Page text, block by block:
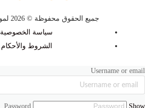
جميع الحقوق محفوظة © 2026 لموقع كوبوناري
سياسة الخصوصية
الشروط والأحكام
Username or email
Password Show